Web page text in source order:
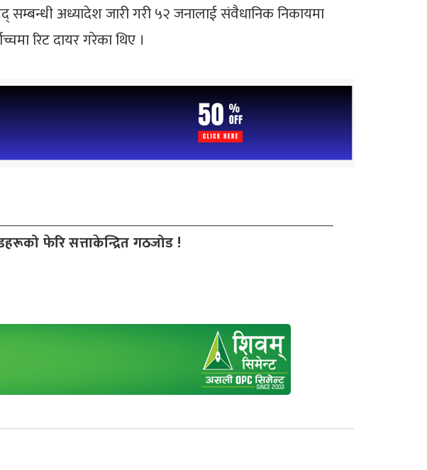
अध्यादेश जारी गरी ५२ जनालाई संवैधानिक निकायमा
रिट दायर गरेका थिए ।
फेरि सत्ताकेन्द्रित गठजोड !